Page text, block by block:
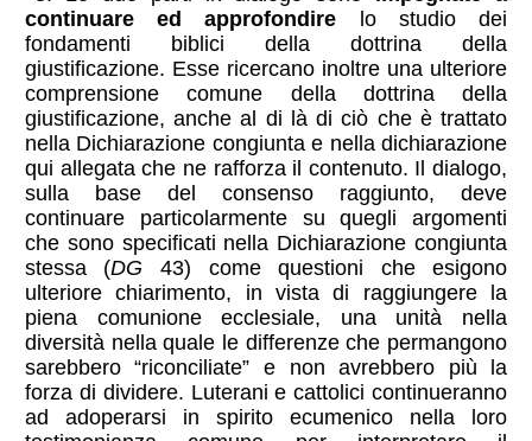
continuare ed approfondire lo studio dei
fondamenti biblici della dottrina della
giustificazione. Esse ricercano inoltre una ulteriore
comprensione comune della dottrina della
giustificazione, anche al di là di ciò che è trattato
nella Dichiarazione congiunta e nella dichiarazione
qui allegata che ne rafforza il contenuto. Il dialogo,
sulla base del consenso raggiunto, deve
continuare particolarmente su quegli argomenti
che sono specificati nella Dichiarazione congiunta
stessa (DG 43) come questioni che esigono
ulteriore chiarimento, in vista di raggiungere la
piena comunione ecclesiale, una unità nella
diversità nella quale le differenze che permangono
sarebbero “riconciliate” e non avrebbero più la
forza di dividere. Luterani e cattolici continueranno
ad adoperarsi in spirito ecumenico nella loro